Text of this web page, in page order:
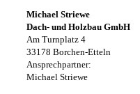
Michael Striewe
Dach- und Holzbau GmbH
Am Turnplatz 4
33178 Borchen-Etteln
Ansprechpartner:
Michael Striewe